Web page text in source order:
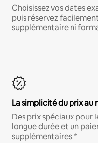
Choisissez vos dates
puis réservez
supplémentaire ni
La simplicité du prix au
Des prix spéciaux pour
longue durée et un
supplémentaires.*